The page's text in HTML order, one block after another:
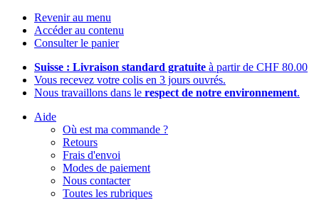
Revenir au menu
Accéder au contenu
Consulter le panier
Suisse : Livraison standard gratuite à partir de CHF 80.00
Vous recevez votre colis en 3 jours ouvrés.
Nous travaillons dans le respect de notre environnement.
Aide
Où est ma commande ?
Retours
Frais d'envoi
Modes de paiement
Nous contacter
Toutes les rubriques